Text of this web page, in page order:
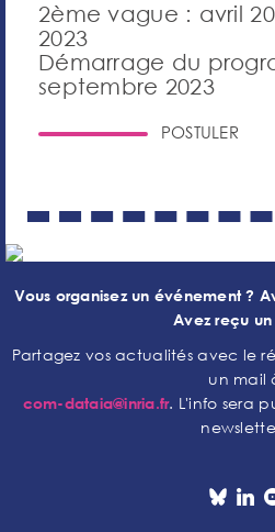
2ème vague : avril
2023
Démarrage du
septembre 2023
POSTULER
Vous organisez un événement ?
Avez reçu
Partagez vos actualités avec le
un mail
com-dataia@inria.fr. L'info sera